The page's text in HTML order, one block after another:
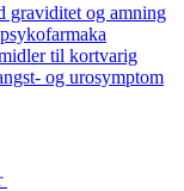
graviditet og amning
til kortvarig
og urosymptom